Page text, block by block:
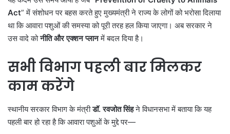
Act” में संशोधन पर बहस करते हुए मुख्यमंत्री ने राज्य के लोगों को भरोसा दिलाया
था कि आवारा पशुओं की समस्या को पूरी तरह हल किया जाएगा। अब सरकार ने
उस वादे कोनीति और एक्शन प्लानमें बदल दिया है।
सभी विभाग पहली बार मिलकर
काम करेंगे
स्थानीय सरकार विभाग के मंत्रीडॉ. रवजोत सिंहने विधानसभा में बताया कि यह
पहली बार हो रहा है कि आवारा पशुओं के मुद्दे पर—